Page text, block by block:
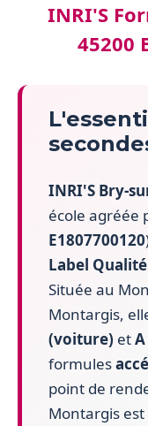
INRI'S
45200
INRI'S Bry-
école agréée
E1807700120
Label
Située au
Montargis,
(voiture) et
formules
point de
Montargis